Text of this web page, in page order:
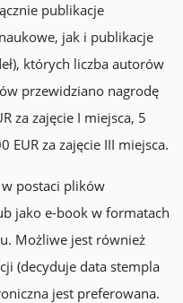
publikacje
jak i publikacje
których liczba autorów
przewidziano nagrodę
za zajęcie I miejsca, 5
EUR za zajęcie III miejsca.
w postaci plików
jako e-book w formatach
Możliwe jest również
(decyduje data stempla
jest preferowana.